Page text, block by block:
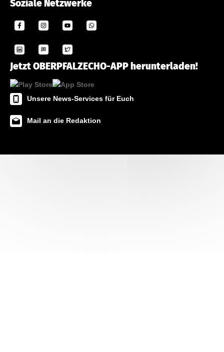
Soziale Netzwerke
Jetzt OBERPFALZECHO-APP herunterladen!
Unsere News-Services für Euch
Mail an die Redaktion